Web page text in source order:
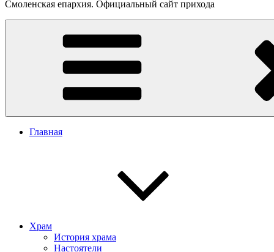
Смоленская епархия. Официальный сайт прихода
Главная
Храм
История храма
Настоятели